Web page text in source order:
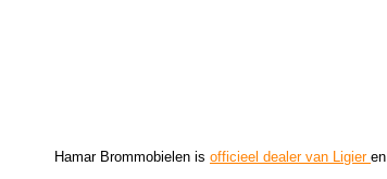
Hamar Brommobielen is officieel dealer van Ligier en